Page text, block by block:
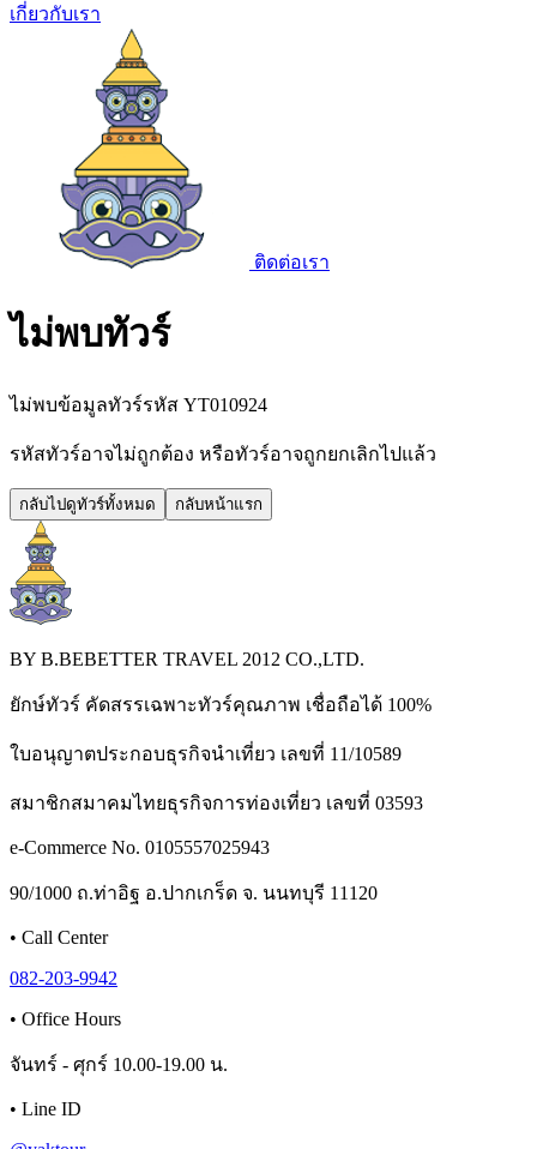
เกี่ยวกับเรา
ติดต่อเรา
ไม่พบทัวร์
ไม่พบข้อมูลทัวร์รหัส YT010924
รหัสทัวร์อาจไม่ถูกต้อง หรือทัวร์อาจถูกยกเลิกไปแล้ว
กลับไปดูทัวร์ทั้งหมด กลับหน้าแรก
BY B.BEBETTER TRAVEL 2012 CO.,LTD.
ยักษ์ทัวร์ คัดสรรเฉพาะทัวร์คุณภาพ เชื่อถือได้ 100%
ใบอนุญาตประกอบธุรกิจนำเที่ยว เลขที่ 11/10589
สมาชิกสมาคมไทยธุรกิจการท่องเที่ยว เลขที่ 03593
e-Commerce No. 0105557025943
90/1000 ถ.ท่าอิฐ อ.ปากเกร็ด จ. นนทบุรี 11120
• Call Center
082-203-9942
• Office Hours
จันทร์ - ศุกร์ 10.00-19.00 น.
• Line ID